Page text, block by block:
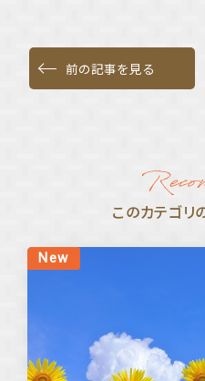
前の記事を見る
このカテゴリ